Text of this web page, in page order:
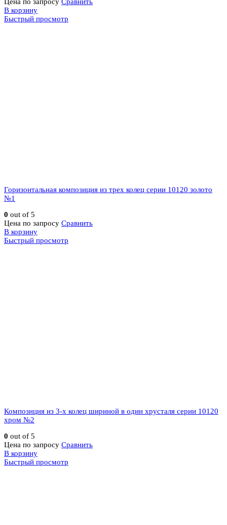
В корзину
Быстрый просмотр
Горизонтальная композиция из трех колец серии 10120 золото
№1
0 out of 5
Цена по запросу Сравнить
В корзину
Быстрый просмотр
Композиция из 3-х колец шириной в один хрусталя серии 10120
хром №2
0 out of 5
Цена по запросу Сравнить
В корзину
Быстрый просмотр